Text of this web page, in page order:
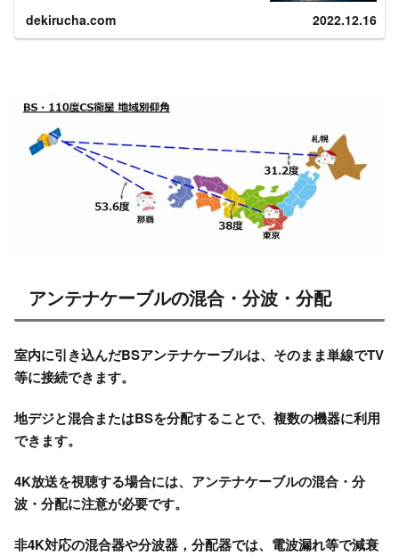
dekirucha.com 2022.12.16
アンテナケーブルの混合・分波・分配
室内に引き込んだBSアンテナケーブルは、そのまま単線でTV
等に接続できます。
地デジと混合またはBSを分配することで、複数の機器に利用
できます。
4K放送を視聴する場合には、アンテナケーブルの混合・分
波・分配に注意が必要です。
非4K対応の混合器や分波器，分配器では、電波漏れ等で減衰